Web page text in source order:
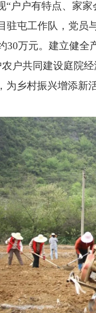
户户有特点、家家
驻屯工作队，党员
30万元。建立健全
农户共同建设庭院
乡村振兴增添新活